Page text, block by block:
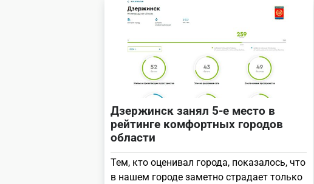
Дзержинск занял 5-е место в
рейтинге комфортных городов
области
Тем, кто оценивал города, показалось, что
в нашем городе заметно страдает только